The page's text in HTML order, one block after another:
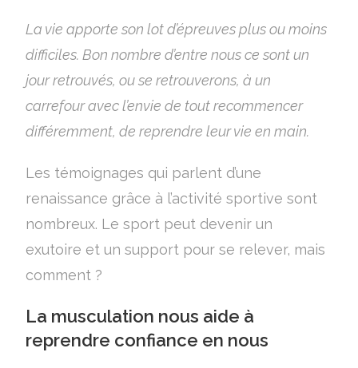
La vie apporte son lot d’épreuves plus ou moins
difficiles. Bon nombre d’entre nous ce sont un
jour retrouvés, ou se retrouverons, à un
carrefour avec l’envie de tout recommencer
différemment, de reprendre leur vie en main.
Les témoignages qui parlent d’une
renaissance grâce à l’activité sportive sont
nombreux. Le sport peut devenir un
exutoire et un support pour se relever, mais
comment ?
La musculation nous aide à
reprendre confiance en nous